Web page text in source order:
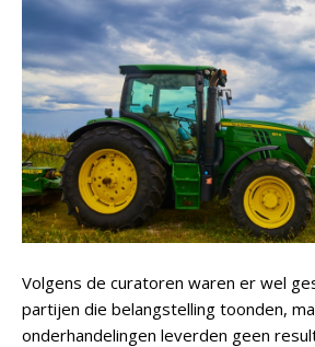
Volgens de curatoren waren er wel
partijen die belangstelling toonden,
onderhandelingen leverden geen